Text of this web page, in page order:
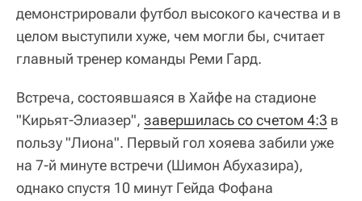
демонстрировали футбол высокого качества и в
целом выступили хуже, чем могли бы, считает
главный тренер команды Реми Гард.
Встреча, состоявшаяся в Хайфе на стадионе
"Кирьят-Элиазер", завершилась со счетом 4:3 в
пользу "Лиона". Первый гол хояева забили уже
на 7-й минуте встречи (Шимон Абухазира),
однако спустя 10 минут Гейда Фофана